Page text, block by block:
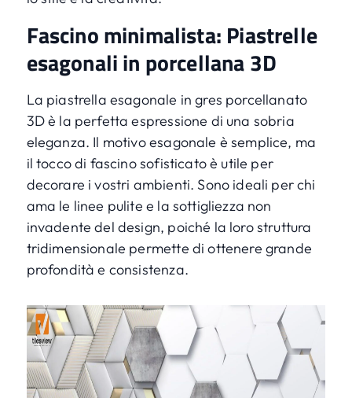
Fascino minimalista: Piastrelle
esagonali in porcellana 3D
La piastrella esagonale in gres porcellanato
3D è la perfetta espressione di una sobria
eleganza. Il motivo esagonale è semplice, ma
il tocco di fascino sofisticato è utile per
decorare i vostri ambienti. Sono ideali per chi
ama le linee pulite e la sottigliezza non
invadente del design, poiché la loro struttura
tridimensionale permette di ottenere grande
profondità e consistenza.